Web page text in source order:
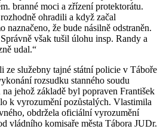
branné moci a zřízení protektorátu.
ohradili a když začal
že bude násilně odstraněn.
však tušil úlohu insp. Randy a
udal.“
ze služebny tajné státní policie v Táboře
rozsudku stanného soudu
jehož základě byl popraven František
k vyrozumění pozůstalých. Vlastimila
obdržela oficiální vyrozumění
vládního komisaře města Tábora JUDr.